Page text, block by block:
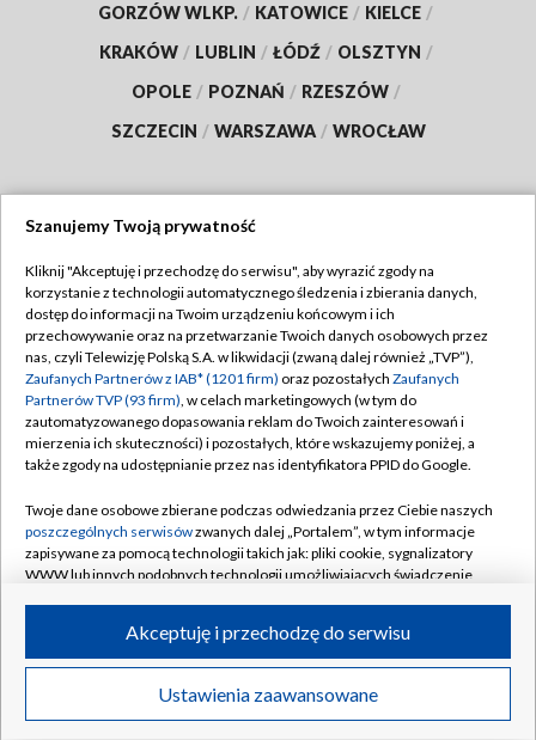
GORZÓW WLKP. / KATOWICE / KIELCE /
KRAKÓW / LUBLIN / ŁÓDŹ / OLSZTYN /
OPOLE / POZNAŃ / RZESZÓW /
SZCZECIN / WARSZAWA / WROCŁAW
TVP
Abonament TVP
Emisja w TVP
Centrum informacji TVP
Naziemna Telewizja Cyfrowa
Rada Programowa
System NOS
Informacje o nadawcy
Program dla prasy
Ogłoszenie przetargowe
Regulamin TVP
Polityka prywatności
Moje zgody
Pomoc
Kontakt
Kanały
©2026 Telewizja Polska S.A. w likwidacji
Szanujemy Twoją prywatność
Kliknij "Akceptuję i przechodzę do serwisu", aby wyrazić zgody na
korzystanie z technologii automatycznego śledzenia i zbierania danych,
dostęp do informacji na Twoim urządzeniu końcowym i ich
przechowywanie oraz na przetwarzanie Twoich danych osobowych przez
nas, czyli Telewizję Polską S.A. w likwidacji (zwaną dalej również „TVP”),
Zaufanych Partnerów z IAB* (1201 firm) oraz pozostałych Zaufanych
Partnerów TVP (93 firm), w celach marketingowych (w tym do
zautomatyzowanego dopasowania reklam do Twoich zainteresowań i
mierzenia ich skuteczności) i pozostałych, które wskazujemy poniżej, a
także zgody na udostępnianie przez nas identyfikatora PPID do Google.
Twoje dane osobowe zbierane podczas odwiedzania przez Ciebie naszych
poszczególnych serwisówzwanych dalej „Portalem”, w tym informacje
zapisywane za pomocą technologii takich jak: pliki cookie, sygnalizatory
WWW lub innych podobnych technologii umożliwiających świadczenie
ruchu w Internecie.
Twoje dane osobowe zbierane podczas odwiedzania przez Ciebie
poszczególnych serwisówna Portalu, takie jak adresy IP, identyfikatory
Ustawienia zaawansowane
Akceptuję i przechodzę do serwisu